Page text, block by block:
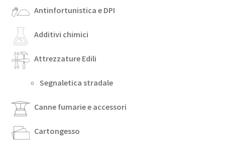
Antinfortunistica e DPI
Additivi chimici
Attrezzature Edili
Segnaletica stradale
Canne fumarie e accessori
Cartongesso